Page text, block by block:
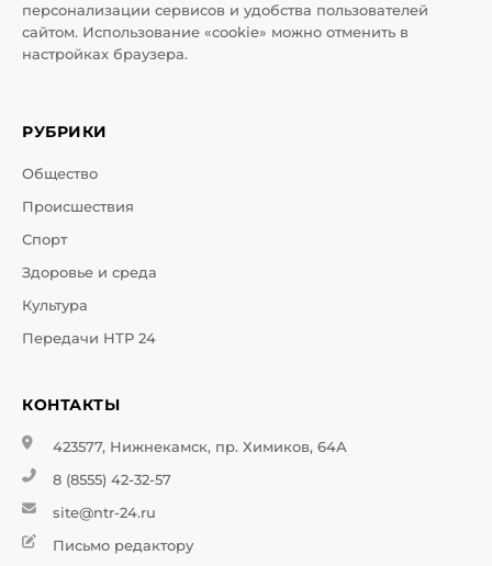
персонализации сервисов и удобства пользователей
сайтом. Использование «cookie» можно отменить в
настройках браузера.
РУБРИКИ
Общество
Происшествия
Спорт
Здоровье и среда
Культура
Передачи НТР 24
КОНТАКТЫ
423577, Нижнекамск, пр. Химиков, 64А
8 (8555) 42-32-57
site@ntr-24.ru
Письмо редактору